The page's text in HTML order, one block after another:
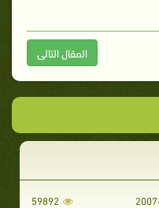
المقال التالى
59892